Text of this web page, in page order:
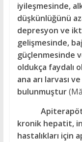
iyileşmesinde,
düşkünlüğünü
depresyon ve
gelişmesinde,
güçlenmesinde
oldukça faydalı
ana arı larvası
bulunmuştur
Apiterapötik
kronik hepatit,
hastalıkları için